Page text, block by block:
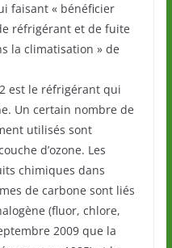
faisant « bénéficier
réfrigérant et de fuite
la climatisation » de
est le réfrigérant qui
Un certain nombre de
utilisés sont
d’ozone. Les
chimiques dans
de carbone sont liés
(fluor, chlore,
2009 que la